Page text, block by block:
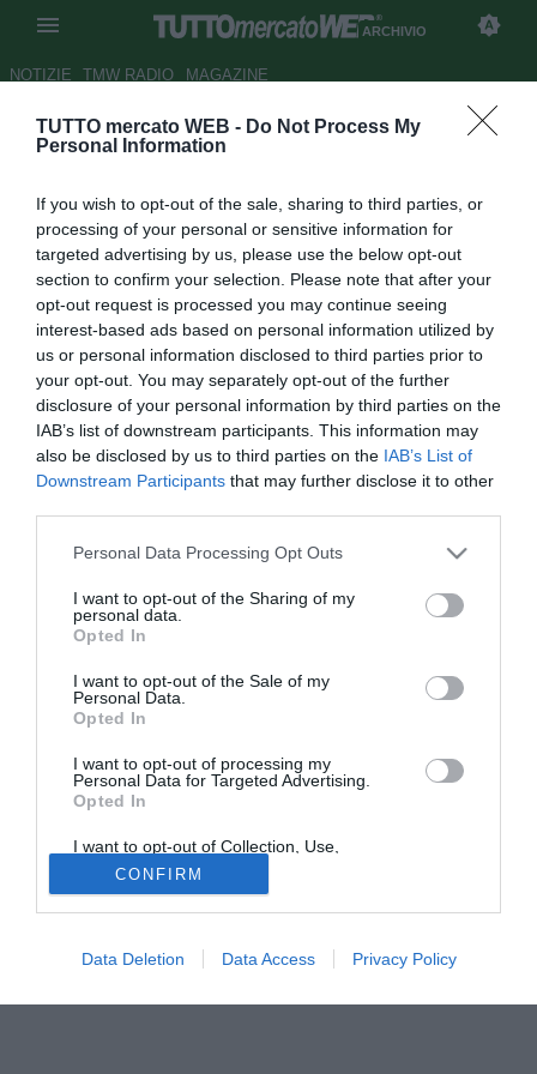
TUTTO mercato WEB - Do Not Process My
Personal Information
If you wish to opt-out of the sale, sharing to third parties, or
processing of your personal or sensitive information for
targeted advertising by us, please use the below opt-out
section to confirm your selection. Please note that after your
opt-out request is processed you may continue seeing
interest-based ads based on personal information utilized by
us or personal information disclosed to third parties prior to
your opt-out. You may separately opt-out of the further
disclosure of your personal information by third parties on the
IAB’s list of downstream participants. This information may
also be disclosed by us to third parties on the IAB’s List of
Downstream Participants that may further disclose it to other
Personal Data Processing Opt Outs
I want to opt-out of the Sharing of my
personal data.
Opted In
I want to opt-out of the Sale of my
Personal Data.
Opted In
I want to opt-out of processing my
Personal Data for Targeted Advertising.
Opted In
I want to opt-out of Collection, Use,
Retention, Sale, and/or Sharing of my
Personal Data that Is Unrelated with the
Purposes for which it was collected.
Opted Out
CONFIRM
Data Deletion Data Access Privacy Policy
ARCHIVIO
NOTIZIE TMW RADIO MAGAZINE
Copyright
articoli di attualità, di carattere economico, religioso,
pubblicati nelle riviste o giornali, possono essere
liberamente riprodotti in altre riviste o giornali (...) se la
riproduzione non è stata espressamente riservata,
purch&eacuta; si indichino la rivista o il giornale da cui
sono tratti, la data e il numero di detta rivista o giornale e il
nome dell'autore, se l'articolo è firmato".
TUTTOmercatoWEBè una testata regolarmente
registrata, pertanto è ammessa la riproduzione del
materiale presente in queste pagine purché siano